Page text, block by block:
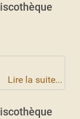
Lire la suite...